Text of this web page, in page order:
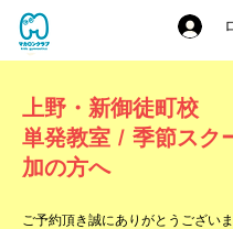
上野・新御徒町校
単発教室 / 季節スク
加の方へ
ご予約頂き誠にありがとうございま